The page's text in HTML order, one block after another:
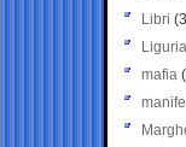
Libri
mafia